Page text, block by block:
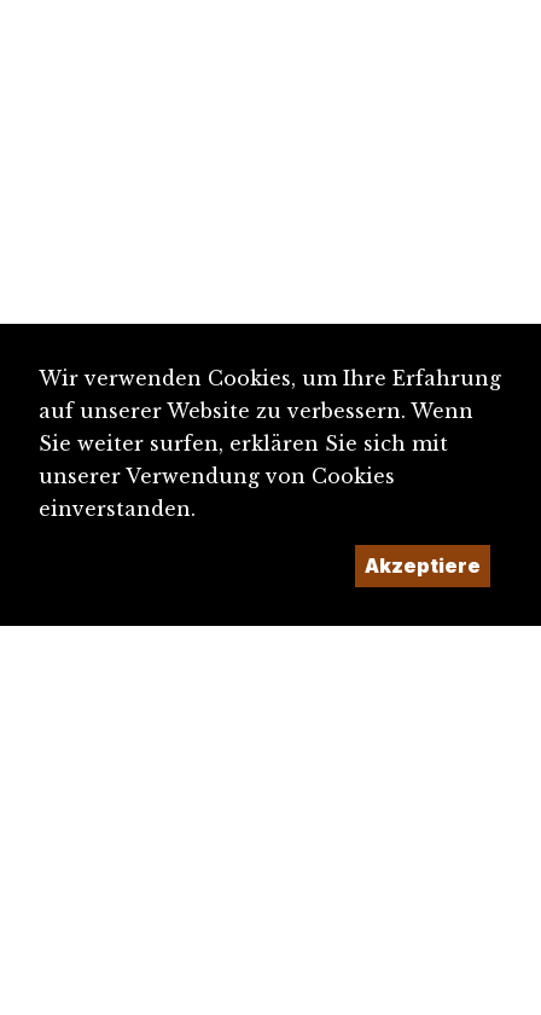
Wir verwenden Cookies, um Ihre Erfahrung
auf unserer Website zu verbessern. Wenn
Sie weiter surfen, erklären Sie sich mit
unserer Verwendung von Cookies
einverstanden.
Akzeptiere